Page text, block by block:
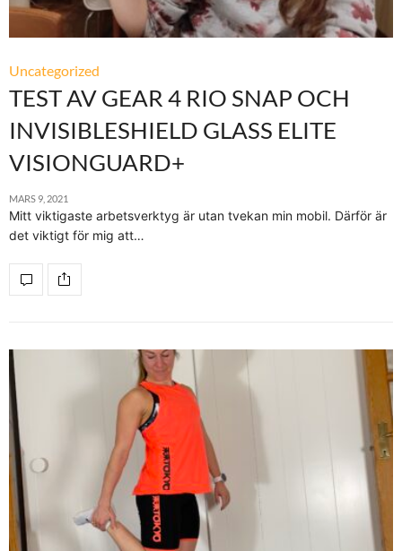
Uncategorized
TEST AV GEAR 4 RIO SNAP OCH
INVISIBLESHIELD GLASS ELITE
VISIONGUARD+
MARS 9, 2021
Mitt viktigaste arbetsverktyg är utan tvekan min mobil. Därför är
det viktigt för mig att…